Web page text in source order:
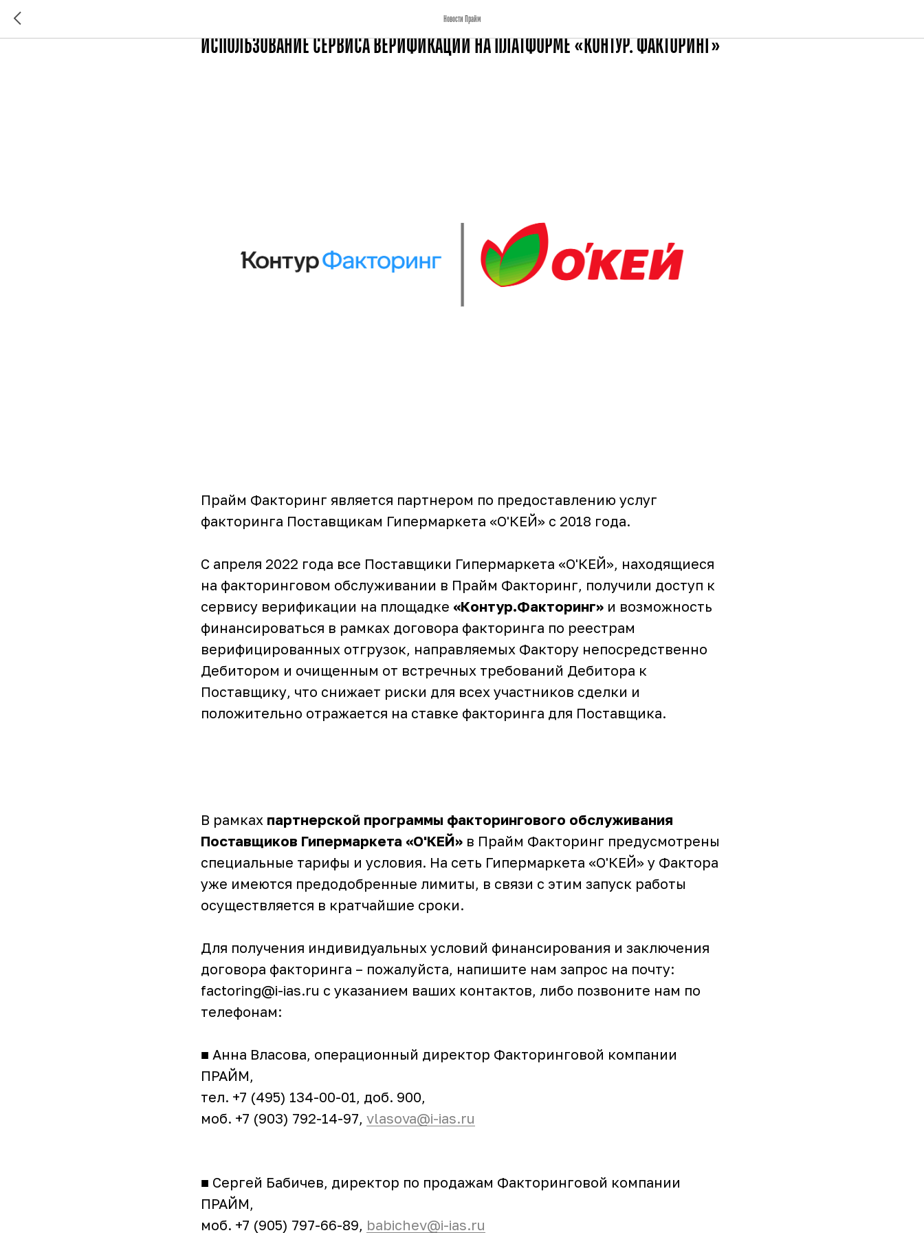
Новости Прайм
НОВЫЙ ПОДХОД К ФИНАНСИРОВАНИЮ ПОСТАВЩИКОВ ГИПЕРМАРКЕТА «О'КЕЙ» С
ИСПОЛЬЗОВАНИЕ СЕРВИСА ВЕРИФИКАЦИИ НА ПЛАТФОРМЕ «КОНТУР. ФАКТОРИНГ»
Прайм Факторинг является партнером по предоставлению услуг
факторинга Поставщикам Гипермаркета «О'КЕЙ» с 2018 года.
С апреля 2022 года все Поставщики Гипермаркета «О'КЕЙ», находящиеся
на факторинговом обслуживании в Прайм Факторинг, получили доступ к
сервису верификации на площадке «Контур.Факторинг» и возможность
финансироваться в рамках договора факторинга по реестрам
верифицированных отгрузок, направляемых Фактору непосредственно
Дебитором и очищенным от встречных требований Дебитора к
Поставщику, что снижает риски для всех участников сделки и
положительно отражается на ставке факторинга для Поставщика.
В рамках партнерской программы факторингового обслуживания
Поставщиков Гипермаркета «О'КЕЙ» в Прайм Факторинг предусмотрены
специальные тарифы и условия. На сеть Гипермаркета «О'КЕЙ» у Фактора
уже имеются предодобренные лимиты, в связи с этим запуск работы
осуществляется в кратчайшие сроки.
Для получения индивидуальных условий финансирования и заключения
договора факторинга – пожалуйста, напишите нам запрос на почту:
factoring@i-ias.ru с указанием ваших контактов, либо позвоните нам по
телефонам:
■ Анна Власова, операционный директор Факторинговой компании
ПРАЙМ,
тел. +7 (495) 134-00-01, доб. 900,
моб. +7 (903) 792-14-97, vlasova@i-ias.ru
■ Сергей Бабичев, директор по продажам Факторинговой компании
ПРАЙМ,
моб. +7 (905) 797-66-89, babichev@i-ias.ru